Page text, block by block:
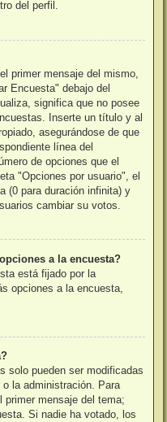
del perfil.
primer mensaje del mismo,
Encuesta" debajo del
significa que no posee
Inserte un título y al
asegurándose de que
línea del
de opciones que el
"Opciones por usuario", el
(0 para duración infinita) y
cambiar su votos.
a la encuesta?
está fijado por la
opciones a la encuesta,
solo pueden ser modificadas
la administración. Para
primer mensaje del tema;
Si nadie ha votado, los